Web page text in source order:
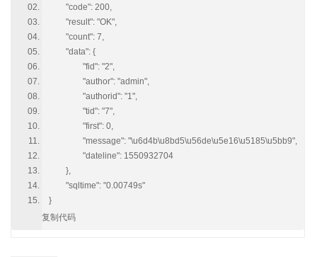
"code": 200,
"result": "OK",
"count": 7,
"data": {
"fid": "2",
"author": "admin",
"authorid": "1",
"tid": "7",
"first": 0,
"message": "\u6d4b\u8bd5\u56de\u5e16\u5185\u5bb9",
"dateline": 1550932704
},
"sqltime": "0.00749s"
}
复制代码